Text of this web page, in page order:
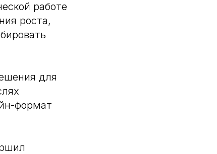
работе
роста,
для
формат